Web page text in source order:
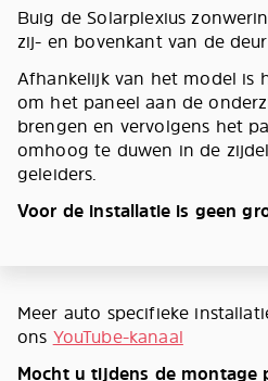
Buig de Solarplexius
zij- en bovenkant van de
Afhankelijk van het model is
om het paneel aan de
brengen en vervolgens het
omhoog te duwen in de
geleiders.
Voor de installatie is geen
Meer auto specifieke
ons YouTube-kanaal
Mocht u tijdens de montage